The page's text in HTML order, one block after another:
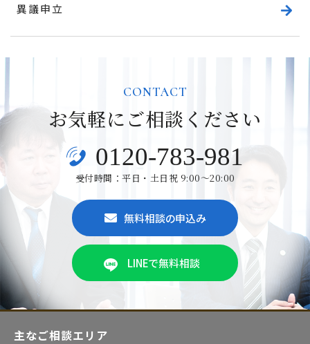
異議申立
CONTACT
お気軽にご相談ください
0120-783-981
受付時間：平日・土日祝 9:00～20:00
無料相談の申込み
LINEで無料相談
主なご相談エリア